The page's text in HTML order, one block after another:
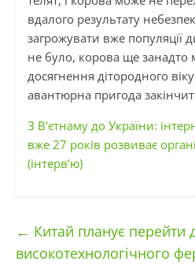
вдалого результату
загрожувати вже популяції
не було, корова ще занадто
досягнення дітородного
авантюрна пригода
З В’єтнаму до України:
вже 27 років розвиває
(інтерв’ю)
← Китай планує перейти
високотехнологічного